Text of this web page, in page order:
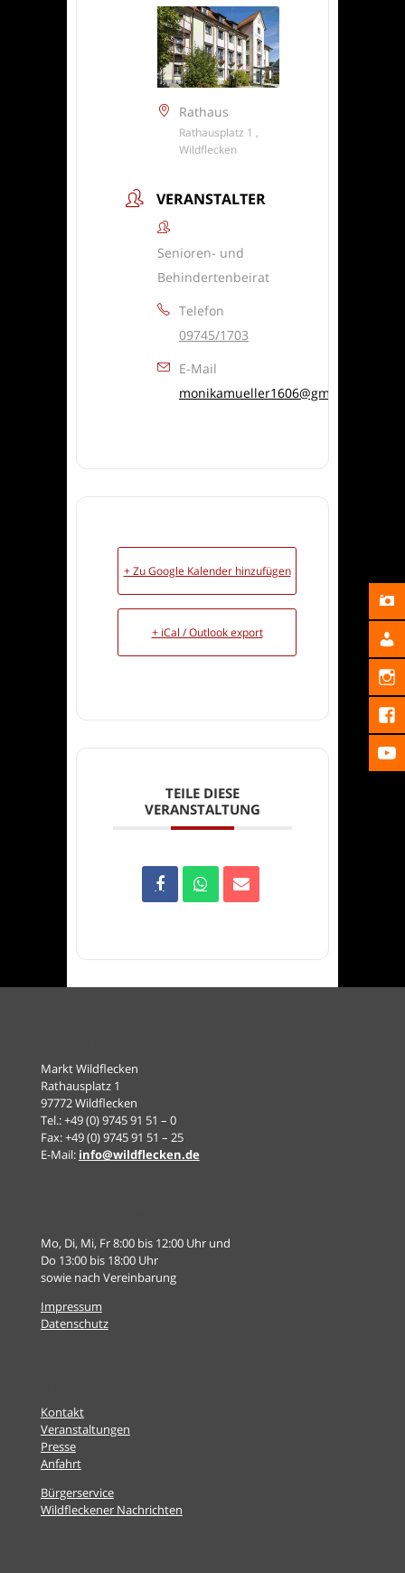
Rathaus
Rathausplatz 1 ,
Wildflecken
VERANSTALTER
Senioren- und
Behindertenbeirat
Telefon
09745/1703
E-Mail
monikamueller1606@gmx.de
+ Zu Google Kalender hinzufügen
+ iCal / Outlook export
TEILE DIESE
VERANSTALTUNG
Markt Wildflecken
Rathausplatz 1
97772 Wildflecken
Tel.: +49 (0) 9745 91 51 – 0
Fax: +49 (0) 9745 91 51 – 25
E-Mail: info@wildflecken.de
Mo, Di, Mi, Fr 8:00 bis 12:00 Uhr und
Do 13:00 bis 18:00 Uhr
sowie nach Vereinbarung
Impressum
Datenschutz
Kontakt
Veranstaltungen
Presse
Anfahrt
Bürgerservice
Wildfleckener Nachrichten